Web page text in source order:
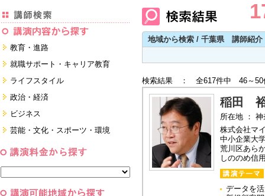
教育・進路
進学・受験
教員・保護者
すべて
就職サポート・キャリア教育
就職サポートツール対策
面接・ディスカッション・マナー
対策
ライフスタイル
健康・美容・女性・食育
看護・介護・ボランティア
すべて
政治・経済
国際
日本
ビジネス
経営・マーケティング・ファイナ
ンス
コーチング・メンタルヘルス・人
芸能・文化・スポーツ・環境
スポーツ
すべて
地域から検索 / 千葉県 講師紹介
検索結果 ： 全617件中 46～50
稲田
所在地 ：
株式会社マ
中小企業大
荒川区あら
しののめ信
データを